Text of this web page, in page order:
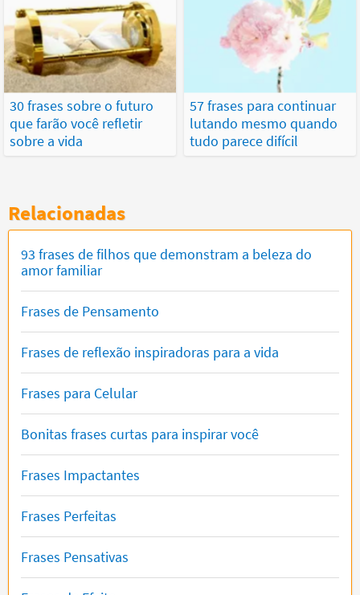
30 frases sobre o futuro
que farão você refletir
sobre a vida
57 frases para continuar
lutando mesmo quando
tudo parece difícil
Relacionadas
93 frases de filhos que demonstram a beleza do
amor familiar
Frases de Pensamento
Frases de reflexão inspiradoras para a vida
Frases para Celular
Bonitas frases curtas para inspirar você
Frases Impactantes
Frases Perfeitas
Frases Pensativas